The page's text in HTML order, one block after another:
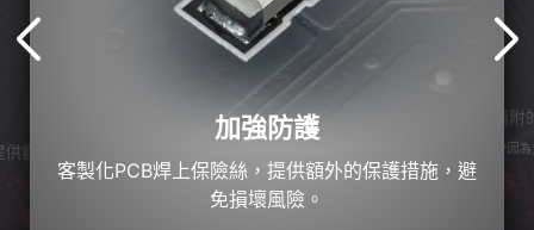
額
加強防護
客製化PCB焊上保險絲，提供額外的保護措施，避
免損壞風險。
隨
*因